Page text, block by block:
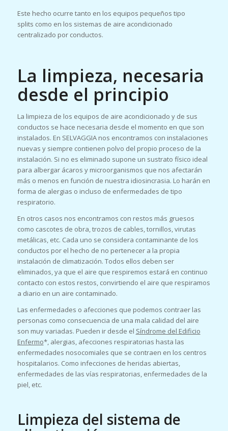
Este hecho ocurre tanto en los equipos pequeños tipo
splits como en los sistemas de aire acondicionado
centralizado por conductos.
La limpieza, necesaria
desde el principio
La limpieza de los equipos de aire acondicionado y de sus
conductos se hace necesaria desde el momento en que son
instalados. En SELVAGGIA nos encontramos con instalaciones
nuevas y siempre contienen polvo del propio proceso de la
instalación. Si no es eliminado supone un sustrato físico ideal
para albergar ácaros y microorganismos que nos afectarán
más o menos en función de nuestra idiosincrasia. Lo harán en
forma de alergias o incluso de enfermedades de tipo
respiratorio.
En otros casos nos encontramos con restos más gruesos
como cascotes de obra, trozos de cables, tornillos, virutas
metálicas, etc. Cada uno se considera contaminante de los
conductos por el hecho de no pertenecer a la propia
instalación de climatización. Todos ellos deben ser
eliminados, ya que el aire que respiremos estará en continuo
contacto con estos restos, convirtiendo el aire que respiramos
a diario en un aire contaminado.
Las enfermedades o afecciones que podemos contraer las
personas como consecuencia de una mala calidad del aire
son muy variadas. Pueden ir desde el Síndrome del Edificio
Enfermo*, alergias, afecciones respiratorias hasta las
enfermedades nosocomiales que se contraen en los centros
hospitalarios. Como infecciones de heridas abiertas,
enfermedades de las vías respiratorias, enfermedades de la
piel, etc.
Limpieza del sistema de